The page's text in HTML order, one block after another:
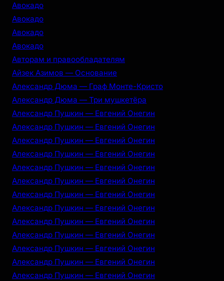
Авокадо
Авокадо
Авокадо
Авокадо
Авторам и правообладателям
Айзек Азимов — Основание
Александр Дюма — Граф Монте-Кристо
Александр Дюма — Три мушкетёра
Александр Пушкин — Евгений Онегин
Александр Пушкин — Евгений Онегин
Александр Пушкин — Евгений Онегин
Александр Пушкин — Евгений Онегин
Александр Пушкин — Евгений Онегин
Александр Пушкин — Евгений Онегин
Александр Пушкин — Евгений Онегин
Александр Пушкин — Евгений Онегин
Александр Пушкин — Евгений Онегин
Александр Пушкин — Евгений Онегин
Александр Пушкин — Евгений Онегин
Александр Пушкин — Евгений Онегин
Александр Пушкин — Евгений Онегин